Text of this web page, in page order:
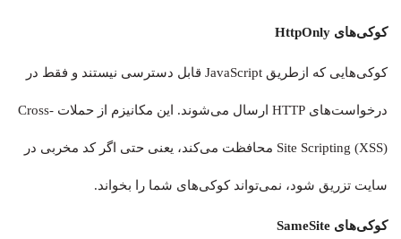
کوکی‌های HttpOnly
کوکی‌هایی که ازطریق JavaScript قابل دسترسی نیستند و فقط در
درخواست‌های HTTP ارسال می‌شوند. این مکانیزم از حملات Cross-
Site Scripting (XSS) محافظت می‌کند، یعنی حتی اگر کد مخربی در
سایت تزریق شود، نمی‌تواند کوکی‌های شما را بخواند.
کوکی‌های SameSite